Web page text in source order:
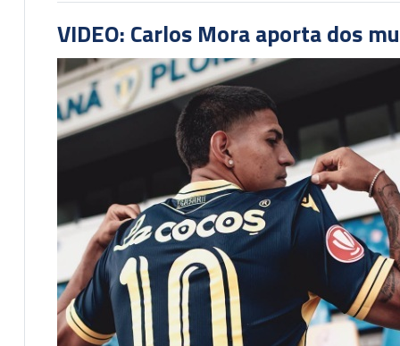
VIDEO: Carlos Mora aporta dos